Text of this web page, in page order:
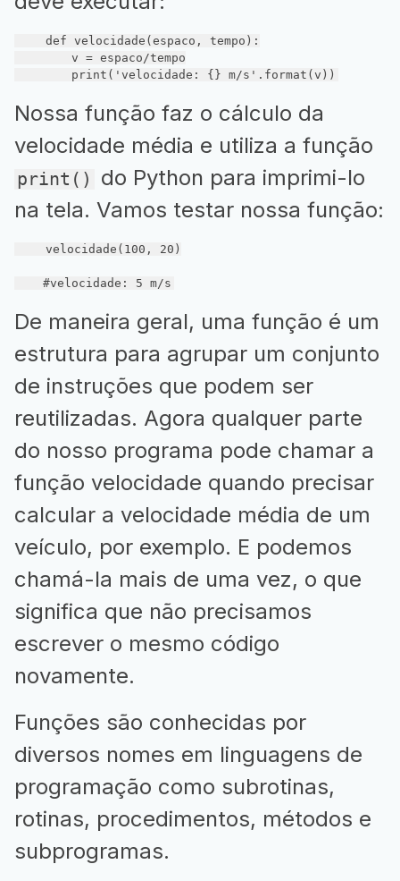
def velocidade (espaco, tempo) :
        v = espaco/tempo
        print(
'velocidade: {} m/s' .format(v))
Nossa função faz o cálculo da
velocidade média e utiliza a função
print()
do Python para imprimi-lo
na tela. Vamos testar nossa função:
    velocidade(
100 , 20 )
#velocidade: 5 m/s
De maneira geral, uma função é um
estrutura para agrupar um conjunto
de instruções que podem ser
reutilizadas. Agora qualquer parte
do nosso programa pode chamar a
função velocidade quando precisar
calcular a velocidade média de um
veículo, por exemplo. E podemos
chamá-la mais de uma vez, o que
significa que não precisamos
escrever o mesmo código
novamente.
Funções são conhecidas por
diversos nomes em linguagens de
programação como subrotinas,
rotinas, procedimentos, métodos e
subprogramas.